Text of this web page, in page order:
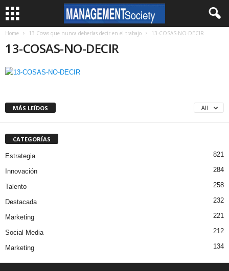
Home 13 Cosas que nunca deberías decir en el trabajo 13-COSAS-NO-DECIR
13-COSAS-NO-DECIR
MÁS LEÍDOS All
CATEGORÍAS
Estrategia 821
Innovación 284
Talento 258
Destacada 232
Marketing 221
Social Media 212
Marketing 134